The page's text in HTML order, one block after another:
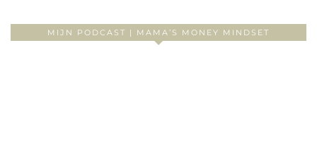
MIJN PODCAST | MAMA’S MONEY MINDSET